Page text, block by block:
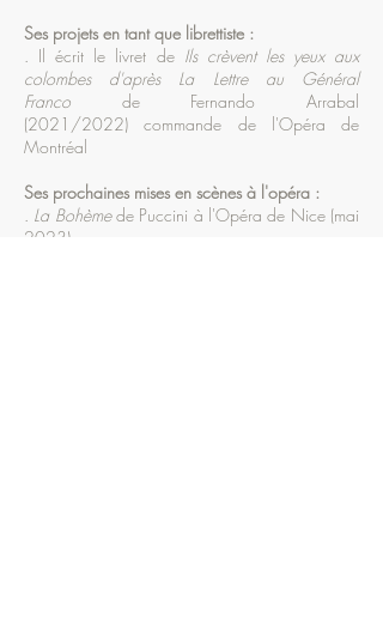
Ses projets en tant que librettiste :
. Il écrit le livret deIls crèvent les yeux aux
colombes d'après La Lettre au Général
Franco de Fernando Arrabal
(2021/2022)commande de l'Opéra de
Montréal
Ses prochaines mises en scènes à l'opéra :
La Bohèmede Puccini à l'Opéra de Nice (mai
2023)